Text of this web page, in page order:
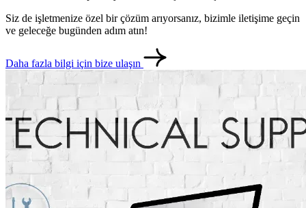
Siz de işletmenize özel bir çözüm arıyorsanız, bizimle iletişime geçin
ve geleceğe bugünden adım atın!
Daha fazla bilgi için bize ulaşın